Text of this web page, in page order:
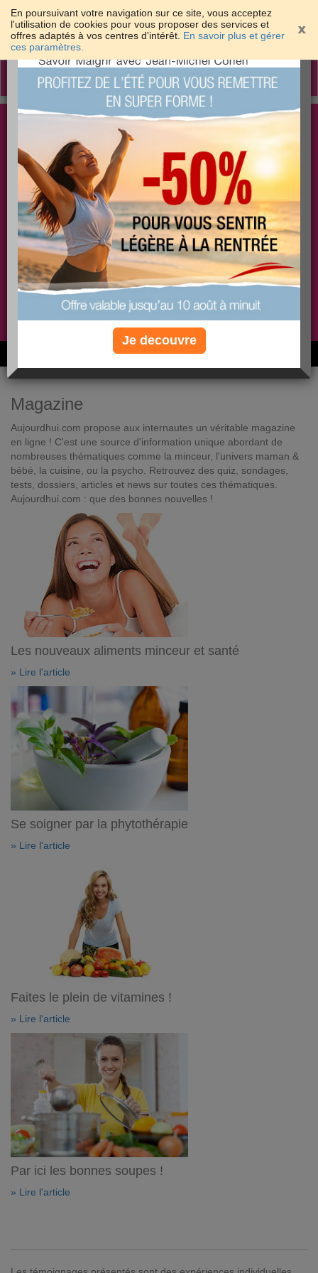
En poursuivant votre navigation sur ce site, vous acceptez
l'utilisation de cookies pour vous proposer des services et
offres adaptés à vos centres d'intérêt. En savoir plus et gérer
ces paramètres.
Toggle
Les meilleures solutions pour maigrir et être bien
dans sa peau
PLUS
EFFICACE
PLUS
SANTÉ
PLUS
COACHING
Non, je préfère le régime gratuit
6M de personnes ont maigri et réappris à manger avec nous
Magazine
Aujourdhui.com propose aux internautes un véritable magazine
en ligne ! C'est une source d'information unique abordant de
nombreuses thématiques comme la minceur, l'univers maman &
bébé, la cuisine, ou la psycho. Retrouvez des quiz, sondages,
tests, dossiers, articles et news sur toutes ces thématiques.
Aujourdhui.com : que des bonnes nouvelles !
Les nouveaux aliments minceur et santé
» Lire l'article
Se soigner par la phytothérapie
» Lire l'article
Faites le plein de vitamines !
» Lire l'article
Par ici les bonnes soupes !
» Lire l'article
×
Je decouvre